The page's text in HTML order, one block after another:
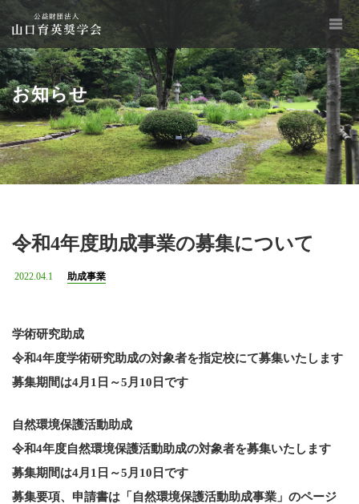
お知らせ
令和4年度助成事業の募集について
2022.04.1 助成事業
学術研究助成
令和4年度学術研究助成の対象者を指定校にて募集いたします
募集期間は4月1日～5月10日です
自然環境保護活動助成
令和4年度自然環境保護活動助成の対象者を募集いたします
募集期間は4月1日～5月10日です
募集要項、申請書は「自然環境保護活動助成事業」のページ